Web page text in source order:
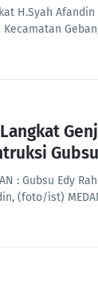
H.Syah
: Gubsu Edy
(foto/ist)